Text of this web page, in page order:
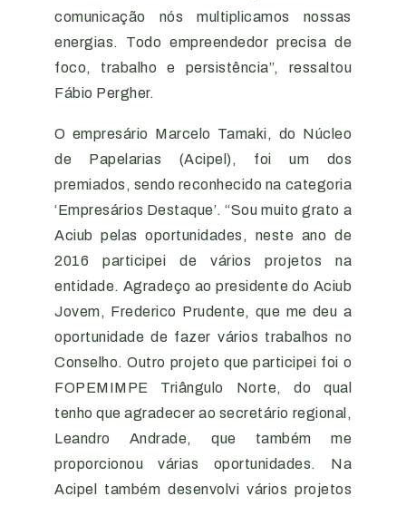
comunicação nós multiplicamos nossas
energias. Todo empreendedor precisa de
foco, trabalho e persistência”, ressaltou
Fábio Pergher.
O empresário Marcelo Tamaki, do Núcleo
de Papelarias (Acipel), foi um dos
premiados, sendo reconhecido na categoria
‘Empresários Destaque’. “Sou muito grato a
Aciub pelas oportunidades, neste ano de
2016 participei de vários projetos na
entidade. Agradeço ao presidente do Aciub
Jovem, Frederico Prudente, que me deu a
oportunidade de fazer vários trabalhos no
Conselho. Outro projeto que participei foi o
FOPEMIMPE Triângulo Norte, do qual
tenho que agradecer ao secretário regional,
Leandro Andrade, que também me
proporcionou várias oportunidades. Na
Acipel também desenvolvi vários projetos